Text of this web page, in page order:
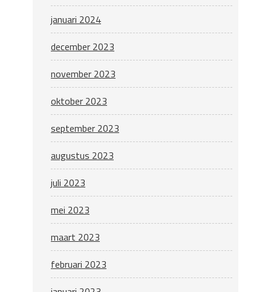
januari 2024
december 2023
november 2023
oktober 2023
september 2023
augustus 2023
juli 2023
mei 2023
maart 2023
februari 2023